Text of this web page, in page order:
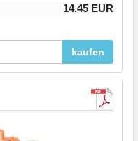
14.45 EUR
kaufen